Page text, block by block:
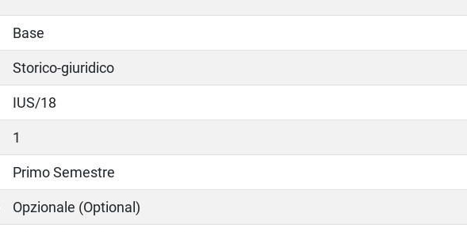
Base
Storico-giuridico
IUS/18
1
Primo Semestre
Opzionale (Optional)